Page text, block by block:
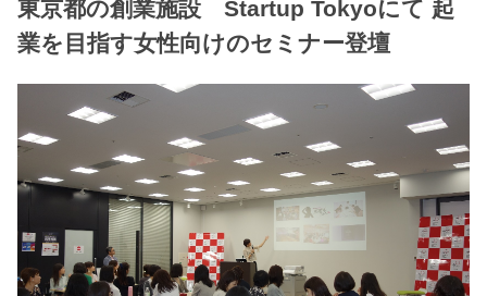
東京都の創業施設 Startup Tokyoにて 起
業を目指す女性向けのセミナー登壇